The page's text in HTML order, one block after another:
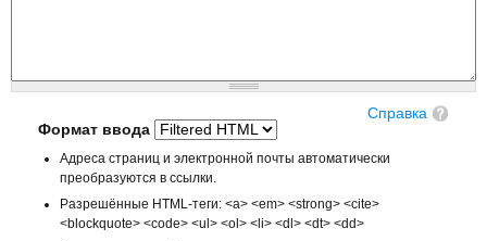
Справка
Формат ввода
Адреса страниц и электронной почты автоматически
преобразуются в ссылки.
Разрешённые HTML-теги: <a> <em> <strong> <cite>
<blockquote> <code> <ul> <ol> <li> <dl> <dt> <dd>